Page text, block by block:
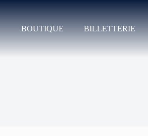
BOUTIQUE BILLETTERIE